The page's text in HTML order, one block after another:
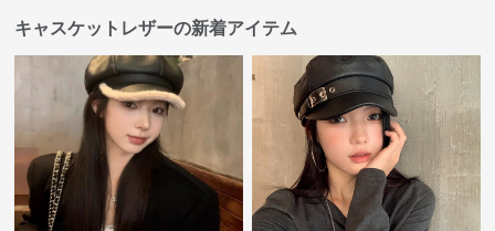
キャスケットレザーの新着アイテム